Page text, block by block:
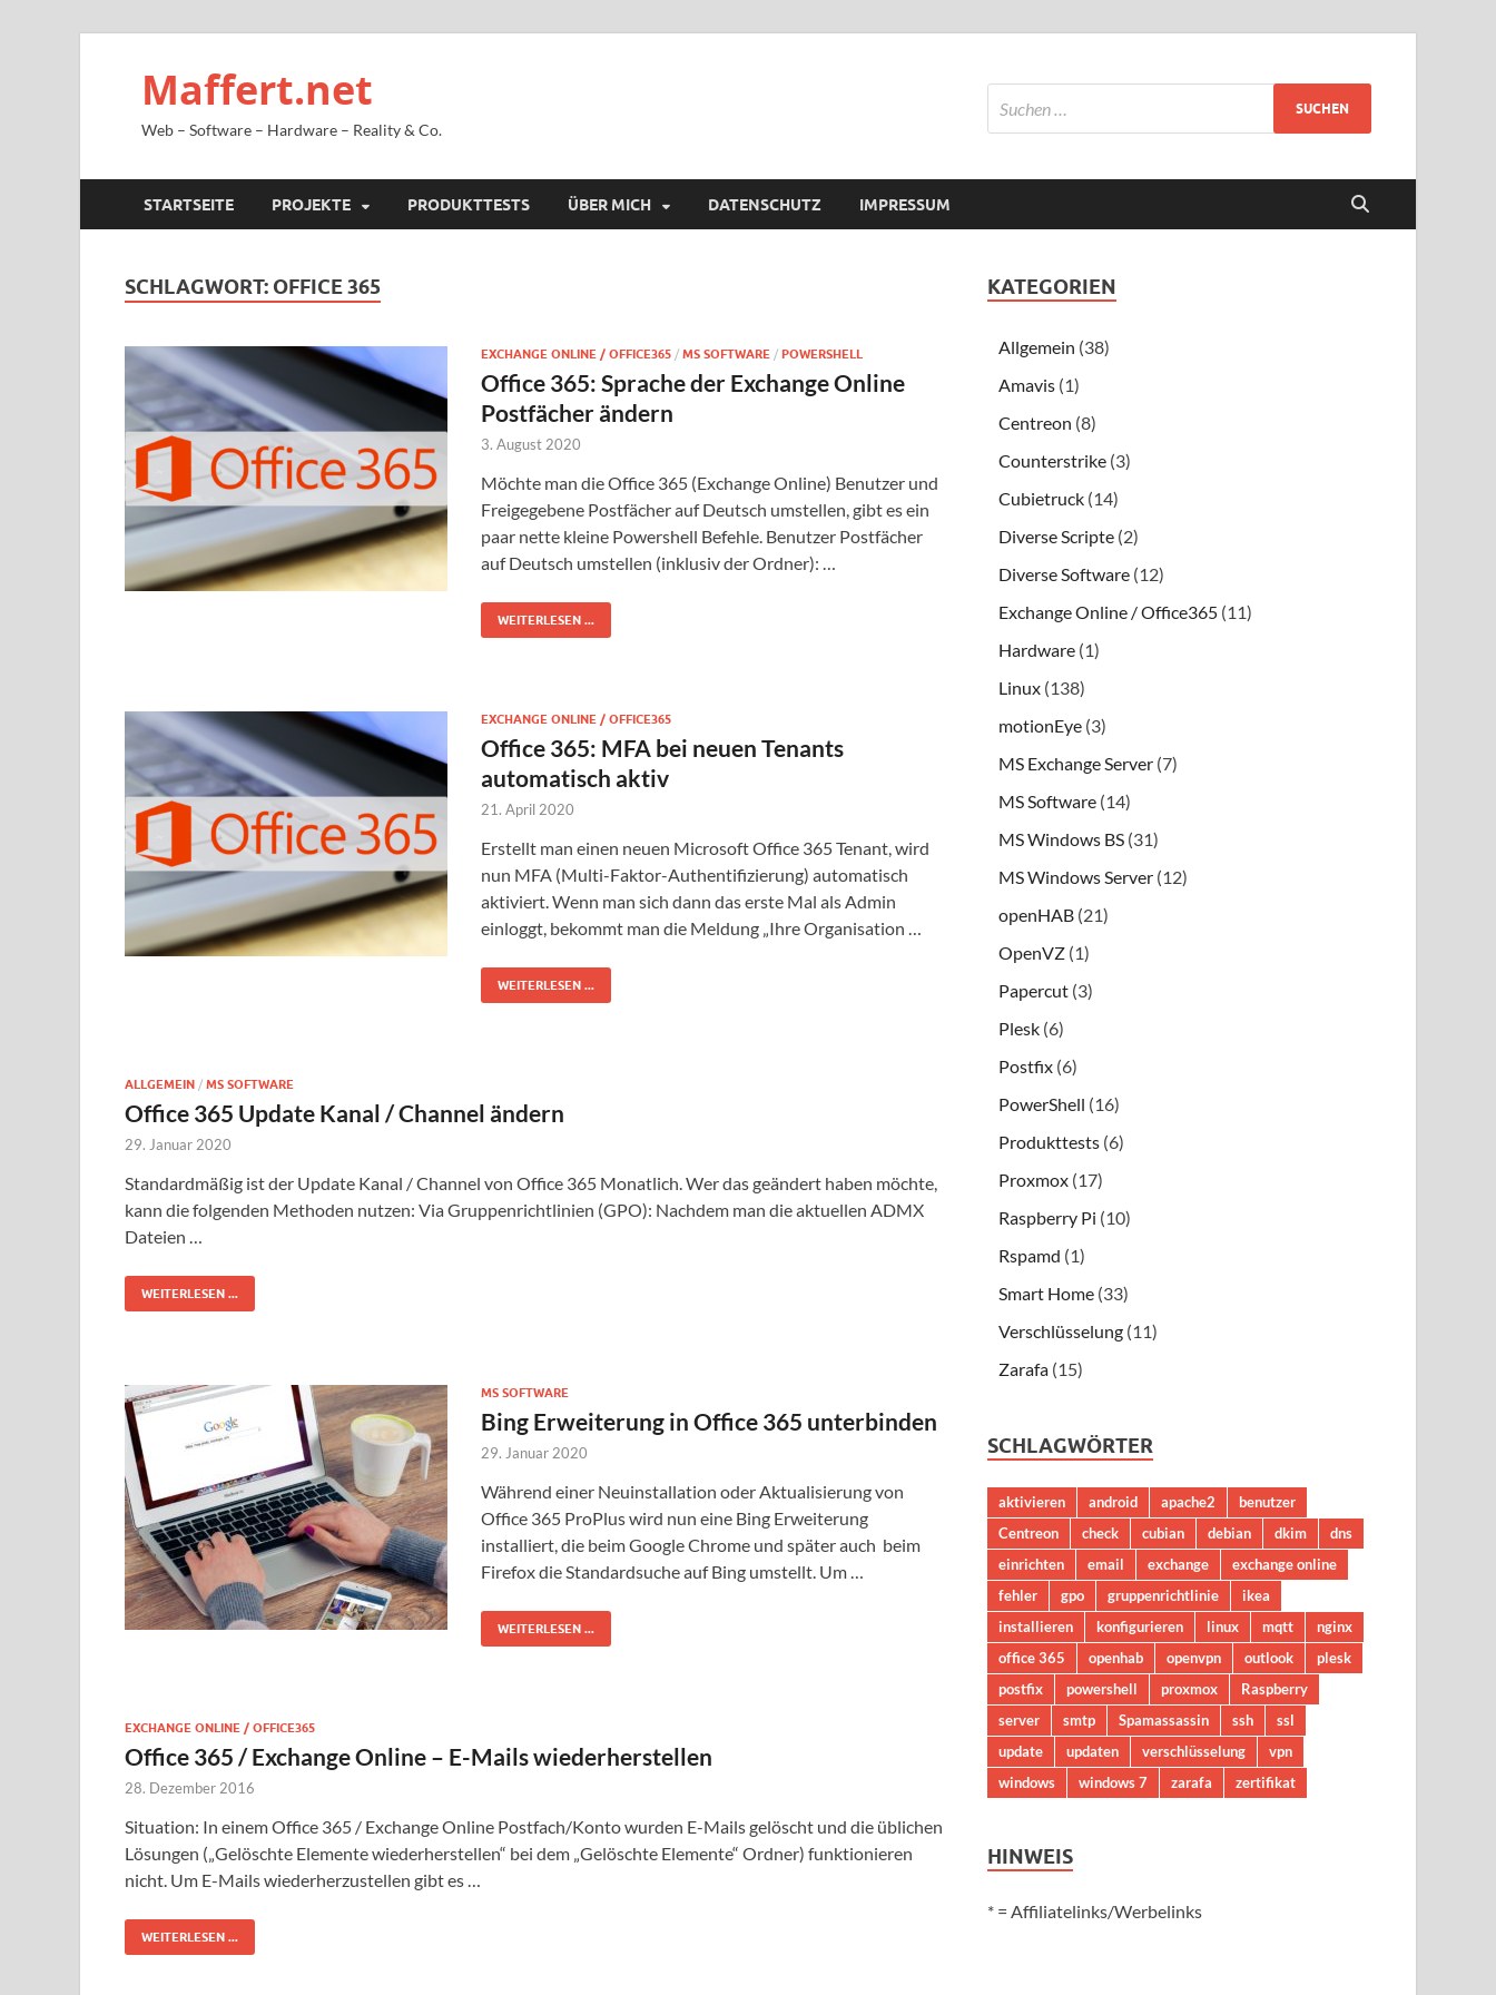
Maffert.net
Web – Software – Hardware – Reality & Co.
STARTSEITE PROJEKTE PRODUKTTESTS ÜBER MICH DATENSCHUTZ IMPRESSUM
SCHLAGWORT: OFFICE 365
EXCHANGE ONLINE / OFFICE365 / MS SOFTWARE / POWERSHELL
Office 365: Sprache der Exchange Online
Postfächer ändern
3. August 2020
Möchte man die Office 365 (Exchange Online) Benutzer und
Freigegebene Postfächer auf Deutsch umstellen, gibt es ein
paar nette kleine Powershell Befehle. Benutzer Postfächer
auf Deutsch umstellen (inklusiv der Ordner): …
WEITERLESEN ...
EXCHANGE ONLINE / OFFICE365
Office 365: MFA bei neuen Tenants
automatisch aktiv
21. April 2020
Erstellt man einen neuen Microsoft Office 365 Tenant, wird
nun MFA (Multi-Faktor-Authentifizierung) automatisch
aktiviert. Wenn man sich dann das erste Mal als Admin
einloggt, bekommt man die Meldung „Ihre Organisation …
WEITERLESEN ...
ALLGEMEIN / MS SOFTWARE
Office 365 Update Kanal / Channel ändern
29. Januar 2020
Standardmäßig ist der Update Kanal / Channel von Office 365 Monatlich. Wer das geändert haben möchte,
kann die folgenden Methoden nutzen: Via Gruppenrichtlinien (GPO): Nachdem man die aktuellen ADMX
Dateien …
WEITERLESEN ...
MS SOFTWARE
Bing Erweiterung in Office 365 unterbinden
29. Januar 2020
Während einer Neuinstallation oder Aktualisierung von
Office 365 ProPlus wird nun eine Bing Erweiterung
installiert, die beim Google Chrome und später auch beim
Firefox die Standardsuche auf Bing umstellt. Um …
WEITERLESEN ...
EXCHANGE ONLINE / OFFICE365
Office 365 / Exchange Online – E-Mails wiederherstellen
28. Dezember 2016
Situation: In einem Office 365 / Exchange Online Postfach/Konto wurden E-Mails gelöscht und die üblichen
Lösungen („Gelöschte Elemente wiederherstellen“ bei dem „Gelöschte Elemente“ Ordner) funktionieren
nicht. Um E-Mails wiederherzustellen gibt es …
WEITERLESEN ...
KATEGORIEN
Allgemein (38)
Amavis (1)
Centreon (8)
Counterstrike (3)
Cubietruck (14)
Diverse Scripte (2)
Diverse Software (12)
Exchange Online / Office365 (11)
Hardware (1)
Linux (138)
motionEye (3)
MS Exchange Server (7)
MS Software (14)
MS Windows BS (31)
MS Windows Server (12)
openHAB (21)
OpenVZ (1)
Papercut (3)
Plesk (6)
Postfix (6)
PowerShell (16)
Produkttests (6)
Proxmox (17)
Raspberry Pi (10)
Rspamd (1)
Smart Home (33)
Verschlüsselung (11)
Zarafa (15)
SCHLAGWÖRTER
aktivieren android apache2
benutzer
Centreon
check cubian debian dkim
dns
einrichten
email exchange
exchange online
fehler
gpo gruppenrichtlinie
ikea
installieren
konfigurieren linux mqtt
nginx
office 365
openhab openvpn outlook
plesk
postfix
powershell proxmox
Raspberry
server
smtp Spamassassin ssh
ssl
update
updaten verschlüsselung
vpn
windows
windows 7 zarafa zertifikat
HINWEIS
* = Affiliatelinks/Werbelinks